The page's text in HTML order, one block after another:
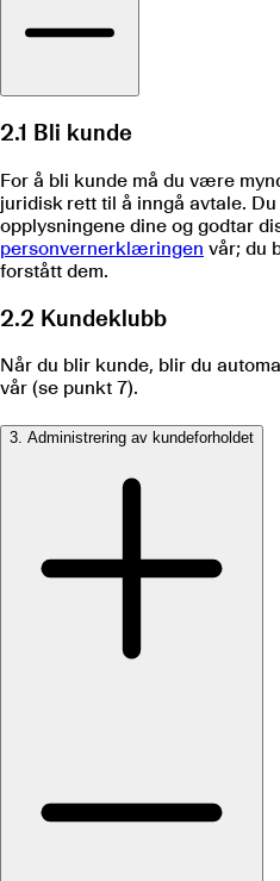
2.1 Bli kunde
For å bli kunde må du være
juridisk rett til å inngå avtale.
opplysningene dine og godtar
personvernerklæringen vår; du
forstått dem.
2.2 Kundeklubb
Når du blir kunde, blir du
vår (se punkt 7).
3. Administrering av kundeforholdet